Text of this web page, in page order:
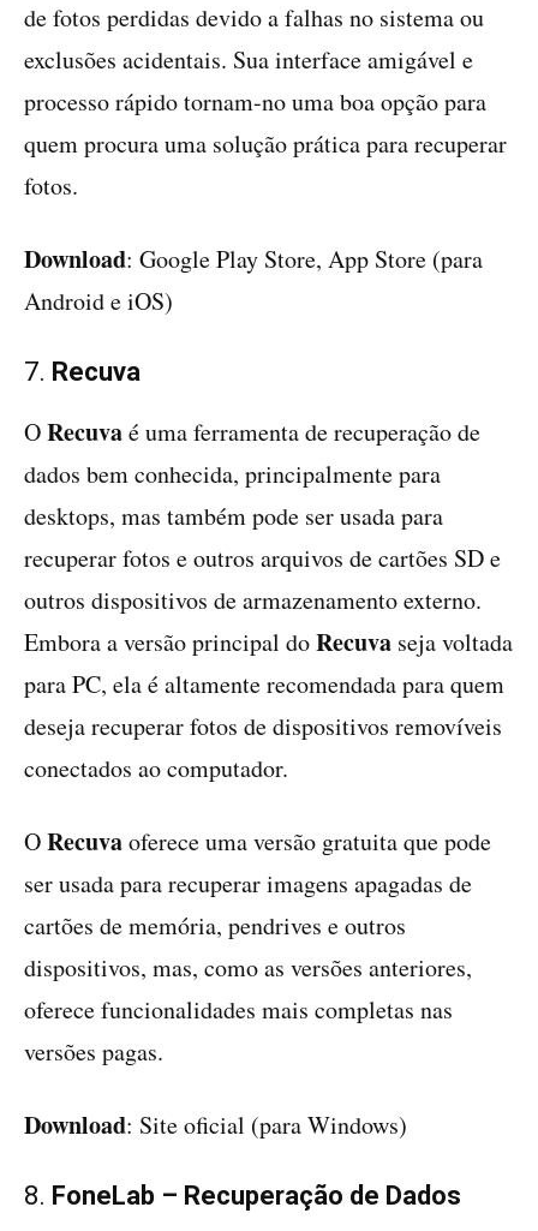
de fotos perdidas devido a falhas no sistema ou
exclusões acidentais. Sua interface amigável e
processo rápido tornam-no uma boa opção para
quem procura uma solução prática para recuperar
fotos.
Download: Google Play Store, App Store (para
Android e iOS)
7. Recuva
ORecuvaé uma ferramenta de recuperação de
dados bem conhecida, principalmente para
desktops, mas também pode ser usada para
recuperar fotos e outros arquivos de cartões SD e
outros dispositivos de armazenamento externo.
Embora a versão principal doRecuva seja voltada
para PC, ela é altamente recomendada para quem
deseja recuperar fotos de dispositivos removíveis
conectados ao computador.
ORecuvaoferece uma versão gratuita que pode
ser usada para recuperar imagens apagadas de
cartões de memória, pendrives e outros
dispositivos, mas, como as versões anteriores,
oferece funcionalidades mais completas nas
versões pagas.
Download: Site oficial (para Windows)
8. FoneLab – Recuperação de Dados